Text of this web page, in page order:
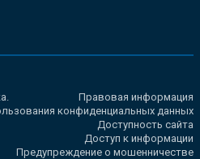
Правовая информация
конфиденциальных данных
Доступность сайта
Доступ к информации
Предупреждение о мошенничестве